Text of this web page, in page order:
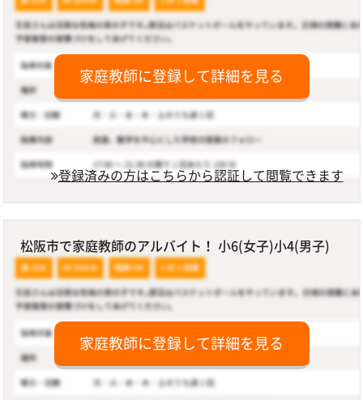
家庭教師に登録して詳細を見る
登録済みの方はこちらから認証して閲覧できます
松阪市で家庭教師のアルバイト！ 小6(女子)小4(男子)
家庭教師に登録して詳細を見る